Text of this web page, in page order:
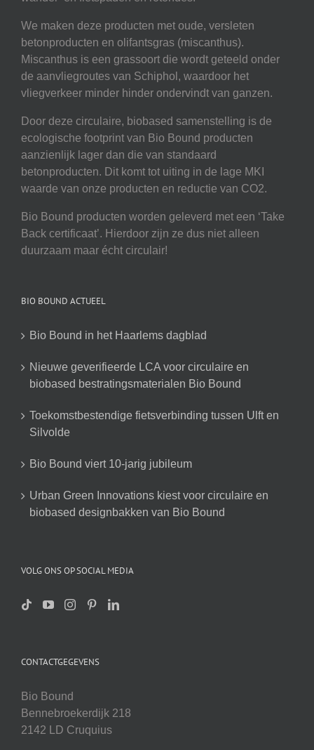
We maken deze producten met oude, versleten
betonproducten en olifantsgras (miscanthus).
Miscanthus is een grassoort die wordt geteeld onder
de aanvliegroutes van Schiphol, waardoor het
vliegverkeer minder hinder ondervindt van ganzen.
Door deze circulaire, biobased samenstelling is de
ecologische footprint van Bio Bound producten
aanzienlijk lager dan die van standaard
betonproducten. Dit komt tot uiting in de lage MKI
waarde van onze producten en reductie van CO2.
Bio Bound producten worden geleverd met een ‘Take
Back certificaat’. Hierdoor zijn ze dus niet alleen
duurzaam maar écht circulair!
BIO BOUND ACTUEEL
Bio Bound in het Haarlems dagblad
Nieuwe geverifieerde LCA voor circulaire en
biobased bestratingsmaterialen Bio Bound
Toekomstbestendige fietsverbinding tussen Ulft en
Silvolde
Bio Bound viert 10-jarig jubileum
Urban Green Innovations kiest voor circulaire en
biobased designbakken van Bio Bound
VOLG ONS OP SOCIAL MEDIA
CONTACTGEGEVENS
Bio Bound
Bennebroekerdijk 218
2142 LD Cruquius